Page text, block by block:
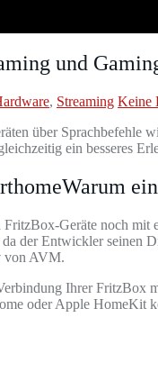
und
, Streaming Keine
über Sprachbefehle
ein besseres
Warum
Geräte noch mit
der Entwickler seinen
von AVM.
Ihrer FritzBox
oder Apple HomeKit